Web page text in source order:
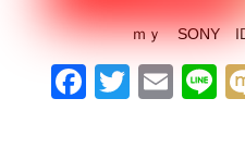
ｍｙ SONY ID
F
T
E Li